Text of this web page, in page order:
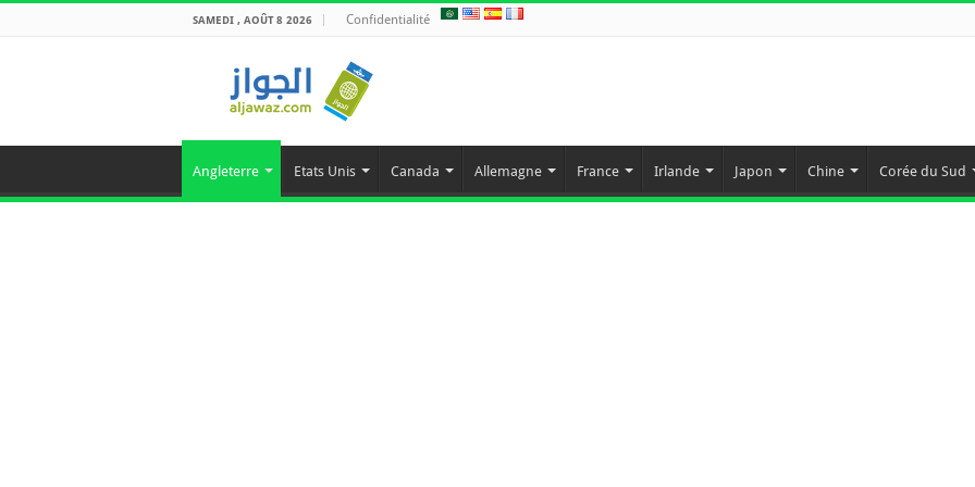
SAMEDI , AOÛT 8 2026 Confidentialité
Angleterre Etats Unis Canada Allemagne France Irlande Japon Chine Corée du Sud